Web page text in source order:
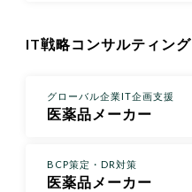
IT戦略コンサルティング
グローバル企業IT企画支援
医薬品メーカー
BCP策定・DR対策
医薬品メーカー